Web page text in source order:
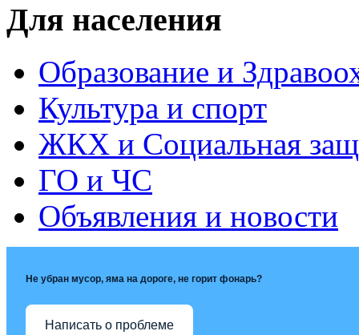
Для населения
Образование и
Культура и спорт
ЖКХ и Социальная
ГО и ЧС
Объявления и новости
Не убран мусор, яма на дороге, не горит фонарь?
Написать о проблеме